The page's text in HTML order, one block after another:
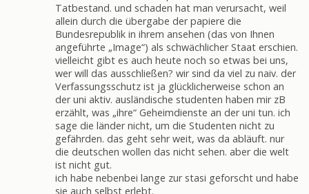
Tatbestand. und schaden hat man verursacht, weil
allein durch die übergabe der papiere die
Bundesrepublik in ihrem ansehen (das von Ihnen
angeführte „Image“) als schwächlicher Staat erschien.
vielleicht gibt es auch heute noch so etwas bei uns,
wer will das ausschließen? wir sind da viel zu naiv. der
Verfassungsschutz ist ja glücklicherweise schon an
der uni aktiv. ausländische studenten haben mir zB
erzählt, was „ihre“ Geheimdienste an der uni tun. ich
sage die länder nicht, um die Studenten nicht zu
gefährden. das geht sehr weit, was da abläuft. nur
die deutschen wollen das nicht sehen. aber die welt
ist nicht gut.
ich habe nebenbei lange zur stasi geforscht und habe
sie auch selbst erlebt.